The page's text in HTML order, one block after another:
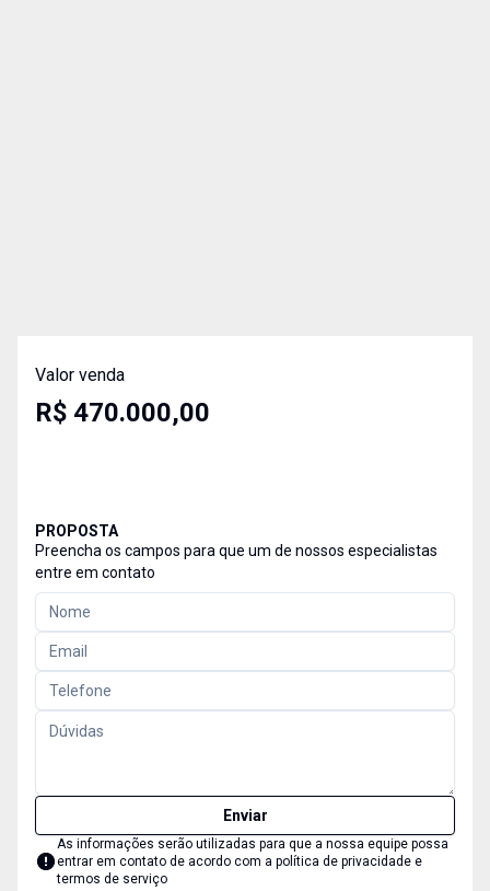
Valor venda
R$ 470.000,00
PROPOSTA
Preencha os campos para que um de nossos especialistas
entre em contato
Enviar
As informações serão utilizadas para que a nossa equipe possa
entrar em contato de acordo com a política de privacidade e
termos de serviço